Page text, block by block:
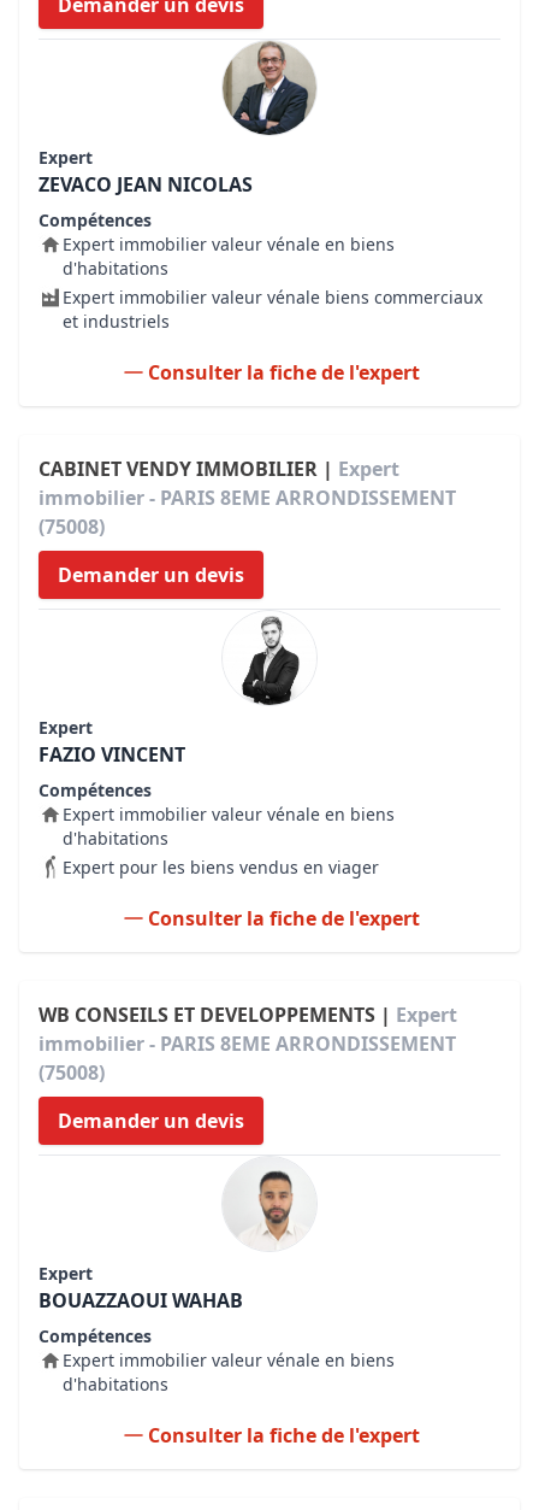
Expert
ZEVACO JEAN NICOLAS
Compétences
Expert immobilier valeur vénale en biens
d'habitations
Expert immobilier valeur vénale biens commerciaux
et industriels
Consulter la fiche de l'expert
CABINET VENDY IMMOBILIER | Expert
immobilier - PARIS 8EME ARRONDISSEMENT
(75008)
Demander un devis
Expert
FAZIO VINCENT
Compétences
Expert immobilier valeur vénale en biens
d'habitations
Expert pour les biens vendus en viager
Consulter la fiche de l'expert
WB CONSEILS ET DEVELOPPEMENTS | Expert
immobilier - PARIS 8EME ARRONDISSEMENT
(75008)
Demander un devis
Expert
BOUAZZAOUI WAHAB
Compétences
Expert immobilier valeur vénale en biens
d'habitations
Consulter la fiche de l'expert